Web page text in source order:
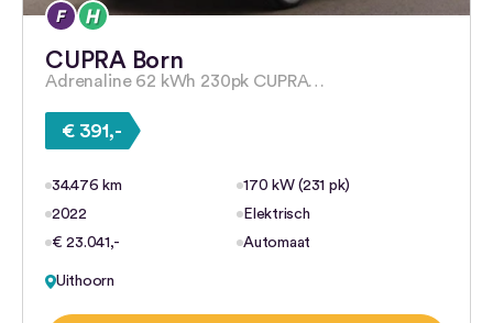
CUPRA Born
Adrenaline 62 kWh 230pk CUPRA…
€ 391,-
34.476 km
170 kW (231 pk)
2022
Elektrisch
€ 23.041,-
Automaat
Uithoorn